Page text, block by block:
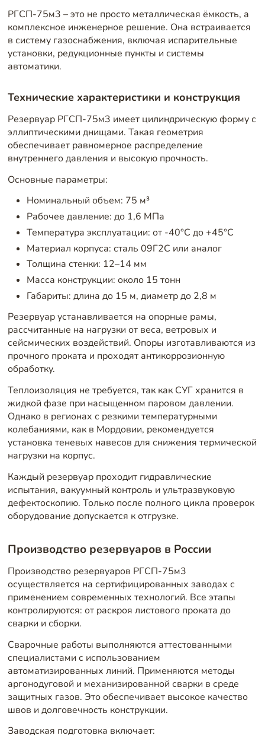
РГСП-75м3 – это не просто металлическая ёмкость, а
комплексное инженерное решение. Она встраивается
в систему газоснабжения, включая испарительные
установки, редукционные пункты и системы
автоматики.
Технические характеристики и конструкция
Резервуар РГСП-75м3 имеет цилиндрическую форму с
эллиптическими днищами. Такая геометрия
обеспечивает равномерное распределение
внутреннего давления и высокую прочность.
Основные параметры:
Номинальный объем: 75 м³
Рабочее давление: до 1,6 МПа
Температура эксплуатации: от -40°C до +45°C
Материал корпуса: сталь 09Г2С или аналог
Толщина стенки: 12–14 мм
Масса конструкции: около 15 тонн
Габариты: длина до 15 м, диаметр до 2,8 м
Резервуар устанавливается на опорные рамы,
рассчитанные на нагрузки от веса, ветровых и
сейсмических воздействий. Опоры изготавливаются из
прочного проката и проходят антикоррозионную
обработку.
Теплоизоляция не требуется, так как СУГ хранится в
жидкой фазе при насыщенном паровом давлении.
Однако в регионах с резкими температурными
колебаниями, как в Мордовии, рекомендуется
установка теневых навесов для снижения термической
нагрузки на корпус.
Каждый резервуар проходит гидравлические
испытания, вакуумный контроль и ультразвуковую
дефектоскопию. Только после полного цикла проверок
оборудование допускается к отгрузке.
Производство резервуаров в России
Производство резервуаров РГСП-75м3
осуществляется на сертифицированных заводах с
применением современных технологий. Все этапы
контролируются: от раскроя листового проката до
сварки и сборки.
Сварочные работы выполняются аттестованными
специалистами с использованием
автоматизированных линий. Применяются методы
аргонодуговой и механизированной сварки в среде
защитных газов. Это обеспечивает высокое качество
швов и долговечность конструкции.
Заводская подготовка включает: